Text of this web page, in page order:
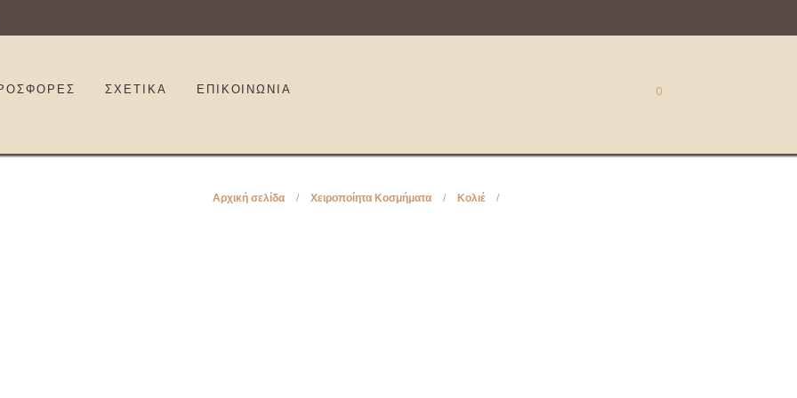
ΣΧΕΤΙΚΑ ΕΠΙΚΟΙΝΩΝΊΑ 0
Αρχική σελίδα / Χειροποίητα Κοσμήματα / Κολιέ /